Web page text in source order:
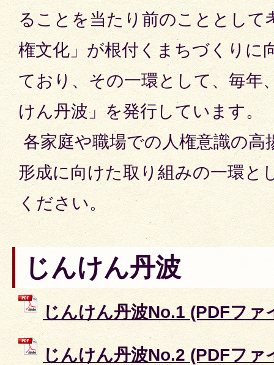
ることを当たり前のこととして
権文化」が根付くまちづくりに
ており、その一環として、毎年
けん丹波」を発行しています。
各家庭や職場での人権意識の高
形成に向けた取り組みの一環と
ください。
じんけん丹波
じんけん丹波No.1 (PDFファ
じんけん丹波No.2 (PDFファ